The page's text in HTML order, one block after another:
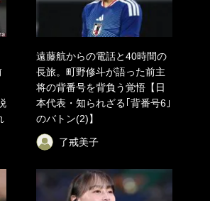
遠藤航からの電話と40時間の
長旅。町野修斗が語った前主
将の背番号を背負う覚悟【日
本代表・知られざる｢背番号6｣
のバトン(2)】
了戒美子